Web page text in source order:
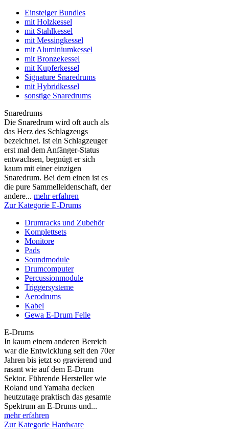
Einsteiger Bundles
mit Holzkessel
mit Stahlkessel
mit Messingkessel
mit Aluminiumkessel
mit Bronzekessel
mit Kupferkessel
Signature Snaredrums
mit Hybridkessel
sonstige Snaredrums
Snaredrums
Die Snaredrum wird oft auch als
das Herz des Schlagzeugs
bezeichnet. Ist ein Schlagzeuger
erst mal dem Anfänger-Status
entwachsen, begnügt er sich
kaum mit einer einzigen
Snaredrum. Bei dem einen ist es
die pure Sammelleidenschaft, der
andere... mehr erfahren
Zur Kategorie E-Drums
Drumracks und Zubehör
Komplettsets
Monitore
Pads
Soundmodule
Drumcomputer
Percussionmodule
Triggersysteme
Aerodrums
Kabel
Gewa E-Drum Felle
E-Drums
In kaum einem anderen Bereich
war die Entwicklung seit den 70er
Jahren bis jetzt so gravierend und
rasant wie auf dem E-Drum
Sektor. Führende Hersteller wie
Roland und Yamaha decken
heutzutage praktisch das gesamte
Spektrum an E-Drums und...
mehr erfahren
Zur Kategorie Hardware